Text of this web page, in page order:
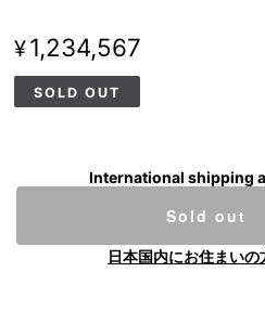
¥1,234,567
SOLD OUT
International shipping
Sold out
日本国内にお住まいの